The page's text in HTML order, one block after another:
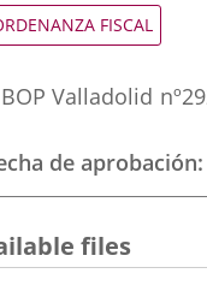
FISCAL
BOP Valladolid nº
de aprobación
files